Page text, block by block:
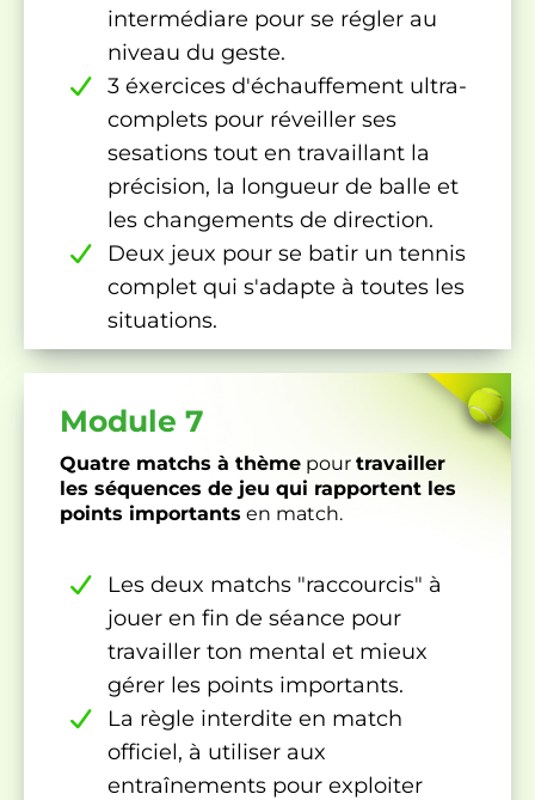
intermédiare pour se régler au
niveau du geste.
3 éxercices d'échauffement ultra-
complets pour réveiller ses
sesations tout en travaillant la
précision, la longueur de balle et
les changements de direction.
Deux jeux pour se batir un tennis
complet qui s'adapte à toutes les
situations.
Module 7
Quatre matchs à thème pour travailler
les séquences de jeu qui rapportent les
points importants en match.
Les deux matchs "raccourcis" à
jouer en fin de séance pour
travailler ton mental et mieux
gérer les points importants.
La règle interdite en match
officiel, à utiliser aux
entraînements pour exploiter